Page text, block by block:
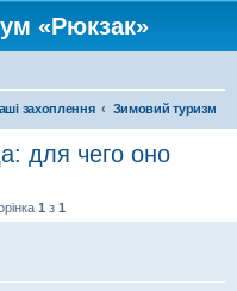
«Рюкзак»
захоплення Зимовий туризм
для чего оно
1 з 1